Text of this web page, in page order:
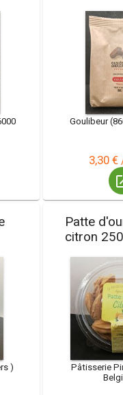
Goulibeur
3,30
)
Patte
citron
Pâtisserie Pinson